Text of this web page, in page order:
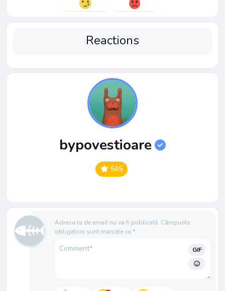
Reactions
bypovestioare
545
Adresa ta de email nu va fi publicată. Câmpurile
obligatorii sunt marcate cu *
GIF